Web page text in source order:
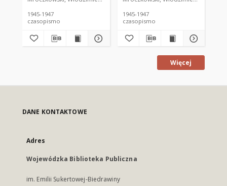
1945-1947
czasopismo
1945-1947
czasopismo
Więcej
DANE KONTAKTOWE
Adres
Wojewódzka Biblioteka Publiczna
im. Emilii Sukertowej-Biedrawiny